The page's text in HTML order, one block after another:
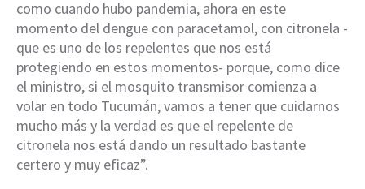
como cuando hubo pandemia, ahora en este
momento del dengue con paracetamol, con citronela -
que es uno de los repelentes que nos está
protegiendo en estos momentos- porque, como dice
el ministro, si el mosquito transmisor comienza a
volar en todo Tucumán, vamos a tener que cuidarnos
mucho más y la verdad es que el repelente de
citronela nos está dando un resultado bastante
certero y muy eficaz”.